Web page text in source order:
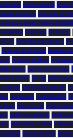
malversación Max
histórica mercado de
Benz Fashion Week Madrid
Moncloa Movistar
negociación política
noticias de España noticias
opinión pública
Busta pagos en efectivo
infantil pareja
cultural patrimonio natural
pensiones periodontitis
base placas base poder
política española política
privacidad online
judicial productividad